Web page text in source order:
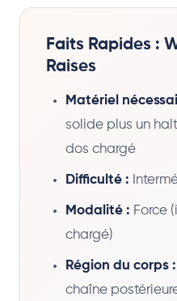
Faits Rapides :
Raises
Matériel
solide plus un
dos chargé
Difficulté :
Modalité : Force
chargé)
Région du corps :
chaîne